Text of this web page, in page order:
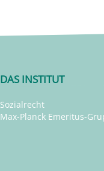
DAS INSTITUT
Sozialrecht
Max-Planck Emeritus-